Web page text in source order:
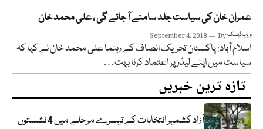
عمران خان کی سیاست جلد سامنے آ جائے گی ، علی محمد خان
September 4, 2018 Byویب ڈیسک
اسلام آباد: پاکستان تحریک انصاف کے رہنما علی محمد خان نے کہا کہ
سیاست میں اپنے لیڈر پر اعتماد کرنا بہت…
تازہ ترین خبریں
آزاد کشمیر انتخابات کے تیسرے مرحلے میں 4 نشستوں